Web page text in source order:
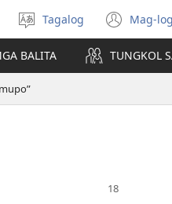
Pumili
ng
wika
Tagalog Mag-(may
na
BALITA TUNGKOL